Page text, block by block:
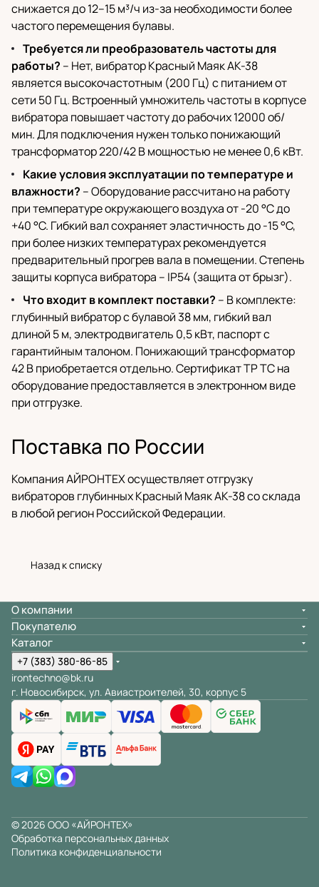
снижается до 12–15 м³/ч из-за необходимости более
частого перемещения булавы.
Требуется ли преобразователь частоты для
работы? – Нет, вибратор Красный Маяк АК-38
является высокочастотным (200 Гц) с питанием от
сети 50 Гц. Встроенный умножитель частоты в корпусе
вибратора повышает частоту до рабочих 12000 об/
мин. Для подключения нужен только понижающий
трансформатор 220/42 В мощностью не менее 0,6 кВт.
Какие условия эксплуатации по температуре и
влажности? – Оборудование рассчитано на работу
при температуре окружающего воздуха от -20 °C до
+40 °C. Гибкий вал сохраняет эластичность до -15 °C,
при более низких температурах рекомендуется
предварительный прогрев вала в помещении. Степень
защиты корпуса вибратора – IP54 (защита от брызг).
Что входит в комплект поставки? – В комплекте:
глубинный вибратор с булавой 38 мм, гибкий вал
длиной 5 м, электродвигатель 0,5 кВт, паспорт с
гарантийным талоном. Понижающий трансформатор
42 В приобретается отдельно. Сертификат ТР ТС на
оборудование предоставляется в электронном виде
при отгрузке.
Поставка по России
Компания АЙРОНТЕХ осуществляет отгрузку
вибраторов глубинных Красный Маяк АК-38 со склада
в любой регион Российской Федерации.
Назад к списку
О компании
Покупателю
Каталог
+7 (383) 380-86-85
irontechno@bk.ru
г. Новосибирск, ул. Авиастроителей, 30, корпус 5
© 2026 ООО «АЙРОНТЕХ»
Обработка персональных данных
Политика конфиденциальности